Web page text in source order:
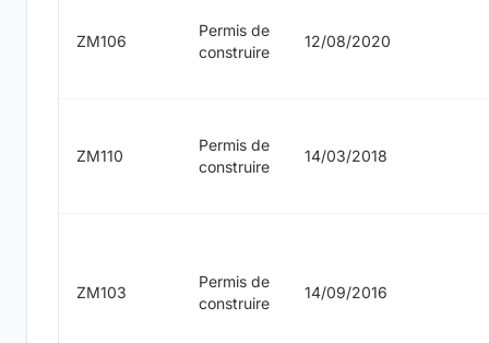
ZM106
Permis de
construire
12/08/2020
ZM110
Permis de
construire
14/03/2018
ZM103
Permis de
construire
14/09/2016